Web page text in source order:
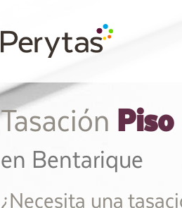
Tasación Piso
en Bentarique
¿Necesita una